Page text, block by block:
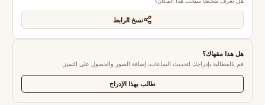
نسخ الرابط
هل هذا مقهاك؟
قم بالمطالبة بإدراجك لتحديث الساعات، إضافة الصور والحصول على التميز.
طالب بهذا الإدراج